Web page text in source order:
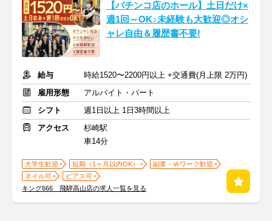
【パチンコ店のホール】土日だけ×
週1回～OK♪未経験も大歓迎◎オシ
ャレ自由＆履歴書不要!
給与
時給1520〜2200円以上 +交通費(月上限 2万円)
雇用形態
アルバイト・パート
シフト
週1日以上 1日3時間以上
アクセス
杉崎駅
車14分
大学生歓迎 短期（1ヶ月以内OK）
副業・Ｗワーク歓迎
ネイル可
ピアス可
キング666 飛騨高山店の求人一覧を見る